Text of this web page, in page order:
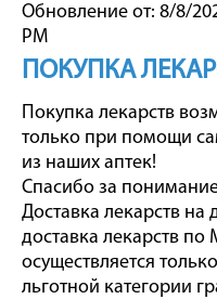
Обновление от: 8/8/
PM
ПОКУПКА
Покупка лекарств
только при помощи
из наших аптек!
Спасибо за
Доставка лекарств на
доставка лекарств по
осуществляется
льготной категории